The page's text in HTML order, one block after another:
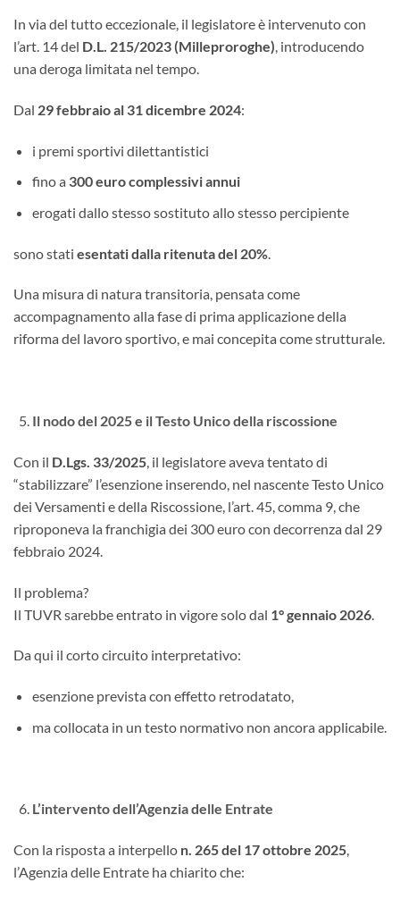
In via del tutto eccezionale, il legislatore è intervenuto con
l’art. 14 del D.L. 215/2023 (Milleproroghe), introducendo
una deroga limitata nel tempo.
Dal 29 febbraio al 31 dicembre 2024:
i premi sportivi dilettantistici
fino a 300 euro complessivi annui
erogati dallo stesso sostituto allo stesso percipiente
sono stati esentati dalla ritenuta del 20%
Una misura di natura transitoria, pensata come
accompagnamento alla fase di prima applicazione della
riforma del lavoro sportivo, e mai concepita come strutturale.
Il nodo del 2025 e il Testo Unico della riscossione
Con il D.Lgs. 33/2025 , il legislatore aveva tentato di
“stabilizzare” l’esenzione inserendo, nel nascente Testo Unico
dei Versamenti e della Riscossione, l’art. 45, comma 9, che
riproponeva la franchigia dei 300 euro con decorrenza dal 29
febbraio 2024.
Il problema?
Il TUVR sarebbe entrato in vigore solo dal 1° gennaio 2026
Da qui il corto circuito interpretativo:
esenzione prevista con effetto retrodatato,
ma collocata in un testo normativo non ancora applicabile.
L’intervento dell’Agenzia delle Entrate
Con la risposta a interpello n. 265 del 17 ottobre 2025,
l’Agenzia delle Entrate ha chiarito che: